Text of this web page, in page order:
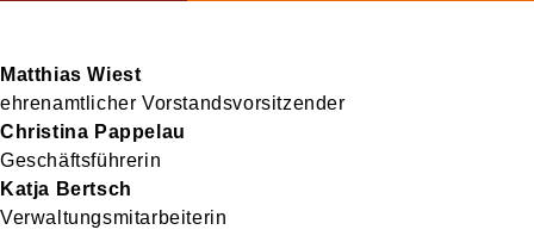
MatthiasWiest
ehrenamtlicher Vorstandsvorsitzender
Christina Pappelau
Geschäftsführerin
Katja Bertsch
Verwaltungsmitarbeiterin